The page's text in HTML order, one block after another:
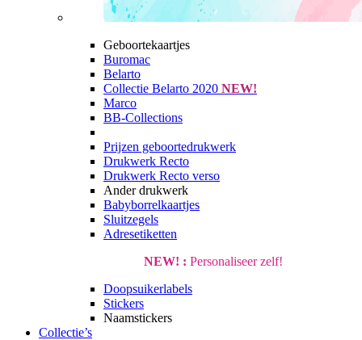
Geboortekaartjes
Buromac
Belarto
Collectie Belarto 2020 NEW!
Marco
BB-Collections
Prijzen geboortedrukwerk
Drukwerk Recto
Drukwerk Recto verso
Ander drukwerk
Babyborrelkaartjes
Sluitzegels
Adresetiketten
NEW! : Personaliseer zelf!
Doopsuikerlabels
Stickers
Naamstickers
Collectie’s